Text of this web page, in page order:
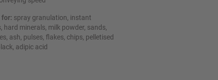
for: spray granulation, instant
hard minerals, milk powder, sands,
ash, pulses, flakes, chips, pelletised
adipic acid